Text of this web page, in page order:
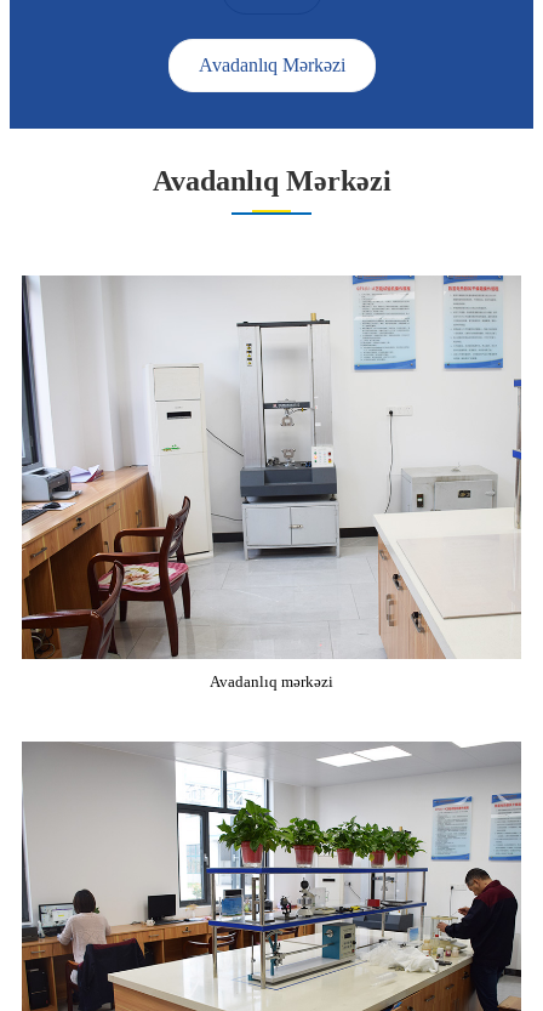
Avadanlıq Mərkəzi
Avadanlıq Mərkəzi
Avadanlıq mərkəzi